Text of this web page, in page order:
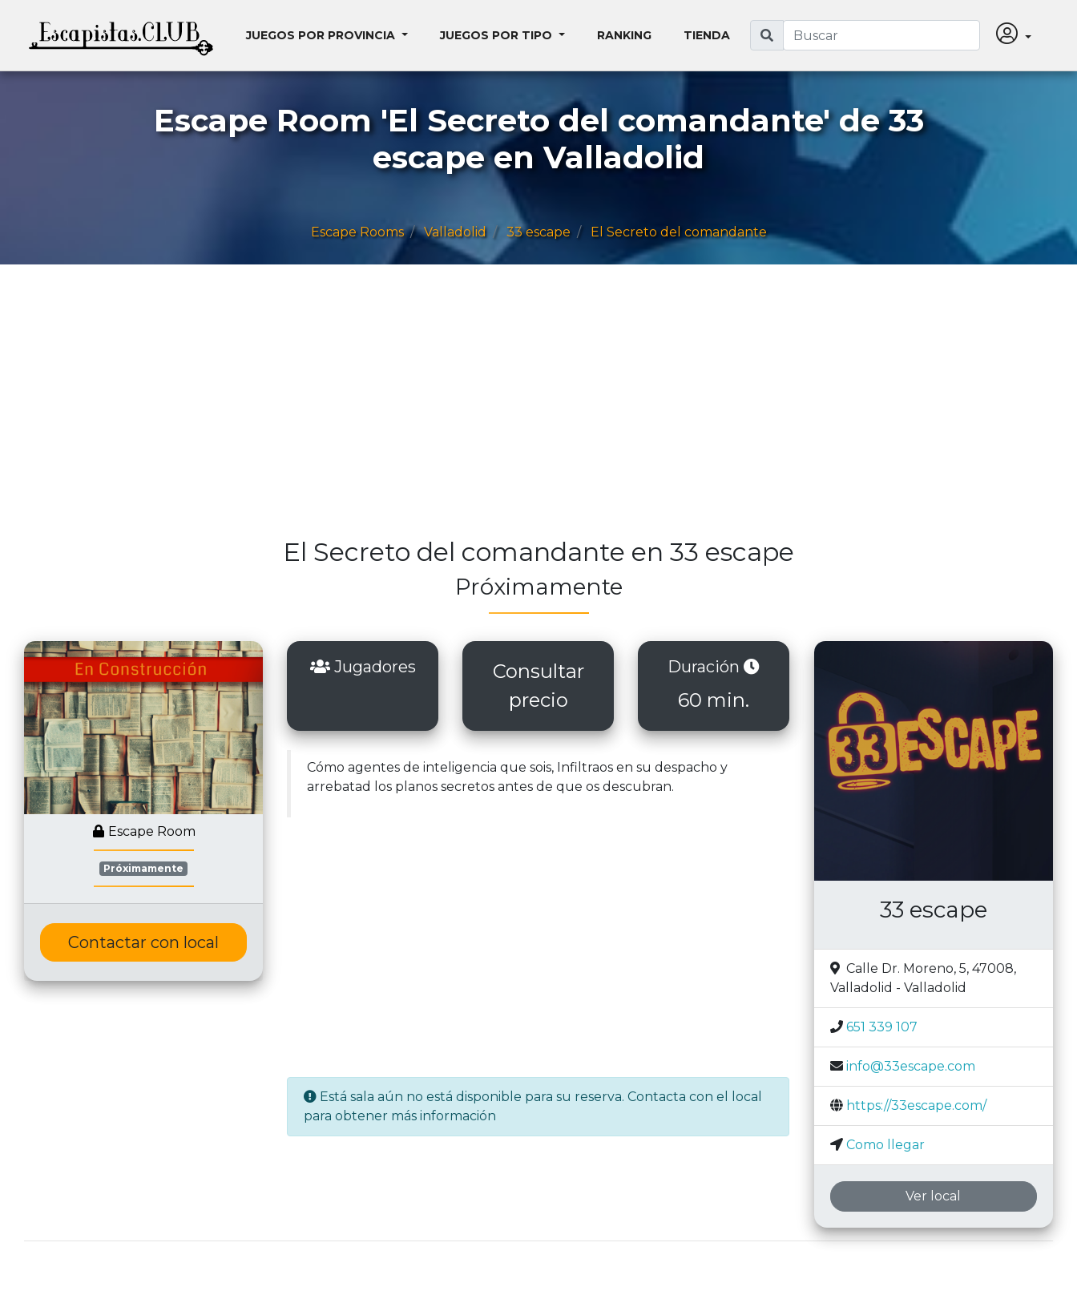
JUEGOS POR PROVINCIA JUEGOS POR TIPO RANKING TIENDA
Escape Room 'El Secreto del comandante' de 33
escape en Valladolid
Escape Rooms Valladolid 33 escape El Secreto del comandante
El Secreto del comandante en 33 escape
Próximamente
Escape Room
Próximamente
Contactar con local
Jugadores
Consultar
precio
Duración
60 min.
Cómo agentes de inteligencia que sois, Infiltraos en su despacho y
arrebatad los planos secretos antes de que os descubran.
Está sala aún no está disponible para su reserva. Contacta con el local
para obtener más información
33 escape
Calle Dr. Moreno, 5, 47008,
Valladolid - Valladolid
651 339 107
info@33escape.com
https://33escape.com/
Como llegar
Ver local